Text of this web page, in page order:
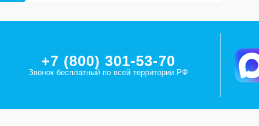
+7 (800) 301-53-70
Звонок бесплатный по всей территории РФ